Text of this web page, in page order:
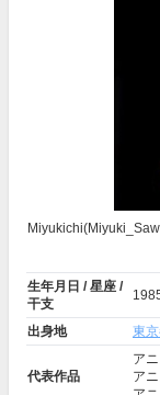
生年月日 / 星座 /
干支
出身地 東
代表作品
ア
ア